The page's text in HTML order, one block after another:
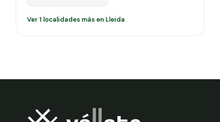
Ver 1 localidades más en Lleida